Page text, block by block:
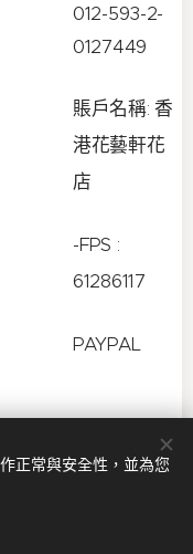
012-593-2-
0127449
賬戶名稱: 香
港花藝軒花
店
-FPS :
61286117
PAYPAL
正常與安全性，並為您